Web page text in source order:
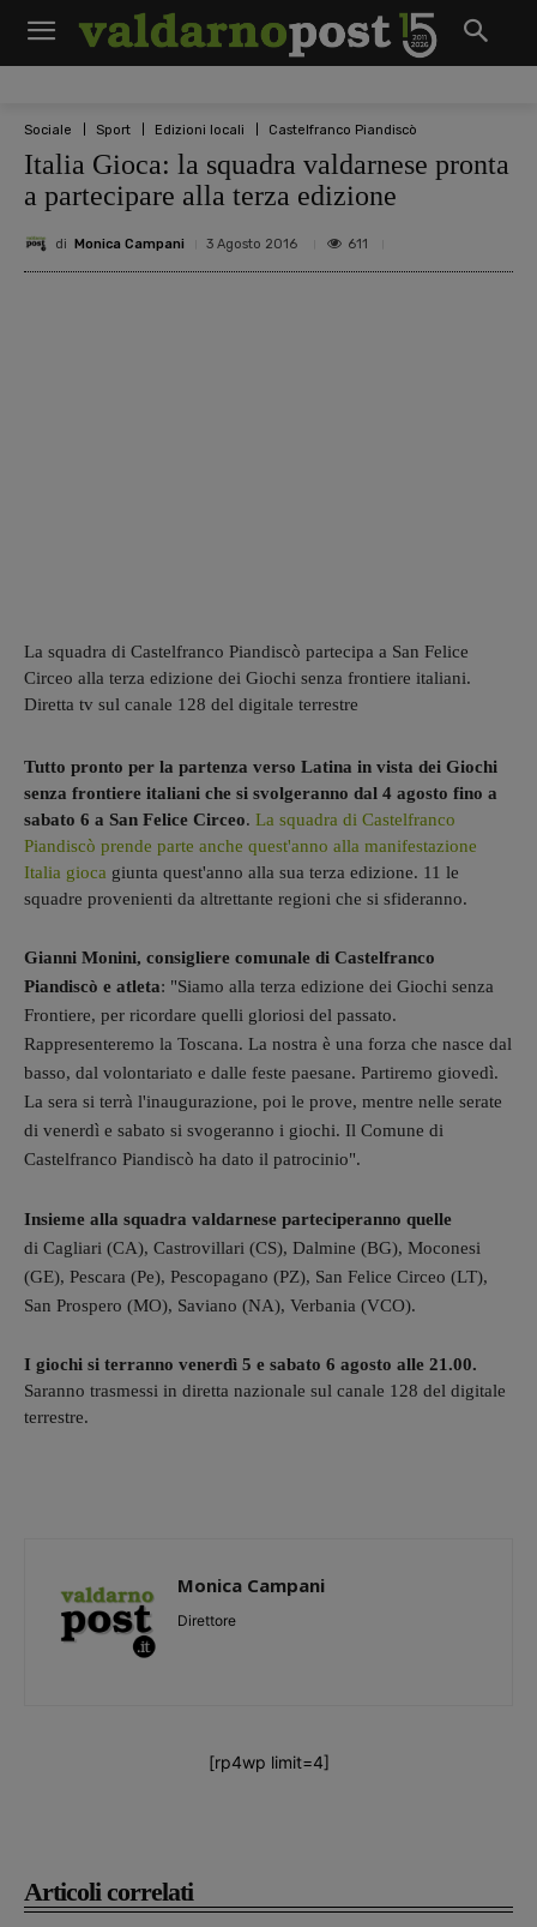
Sociale Sport Edizioni locali Castelfranco Piandiscò
Italia Gioca: la squadra valdarnese pronta
a partecipare alla terza edizione
di Monica Campani 3 Agosto 2016 611
Articoli correlati
La squadra di Castelfranco Piandiscò partecipa a San Felice
Circeo alla terza edizione dei Giochi senza frontiere italiani.
Diretta tv sul canale 128 del digitale terrestre
Tutto pronto per la partenza verso Latina in vista dei Giochi
senza frontiere italiani che si svolgeranno dal 4 agosto fino a
sabato 6 a San Felice Circeo. La squadra di Castelfranco
Piandiscò prende parte anche quest'anno alla manifestazione
Italia gioca giunta quest'anno alla sua terza edizione. 11 le
squadre provenienti da altrettante regioni che si sfideranno.
Gianni Monini, consigliere comunale di Castelfranco
Piandiscò e atleta: "Siamo alla terza edizione dei Giochi senza
Frontiere, per ricordare quelli gloriosi del passato.
Rappresenteremo la Toscana. La nostra è una forza che nasce dal
basso, dal volontariato e dalle feste paesane. Partiremo giovedì.
La sera si terrà l'inaugurazione, poi le prove, mentre nelle serate
di venerdì e sabato si svogeranno i giochi. Il Comune di
Castelfranco Piandiscò ha dato il patrocinio".
Insieme alla squadra valdarnese parteciperanno quelle
di Cagliari (CA), Castrovillari (CS), Dalmine (BG), Moconesi
(GE), Pescara (Pe), Pescopagano (PZ), San Felice Circeo (LT),
San Prospero (MO), Saviano (NA), Verbania (VCO).
I giochi si terranno venerdì 5 e sabato 6 agosto alle 21.00.
Saranno trasmessi in diretta nazionale sul canale 128 del digitale
terrestre.
Monica Campani
Direttore
[rp4wp limit=4]